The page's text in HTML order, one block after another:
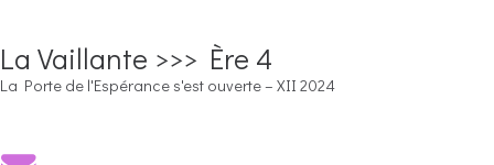
La Vaillante >>> Ère 4
La Porte de l'Espérance s'est ouverte – XII 2024